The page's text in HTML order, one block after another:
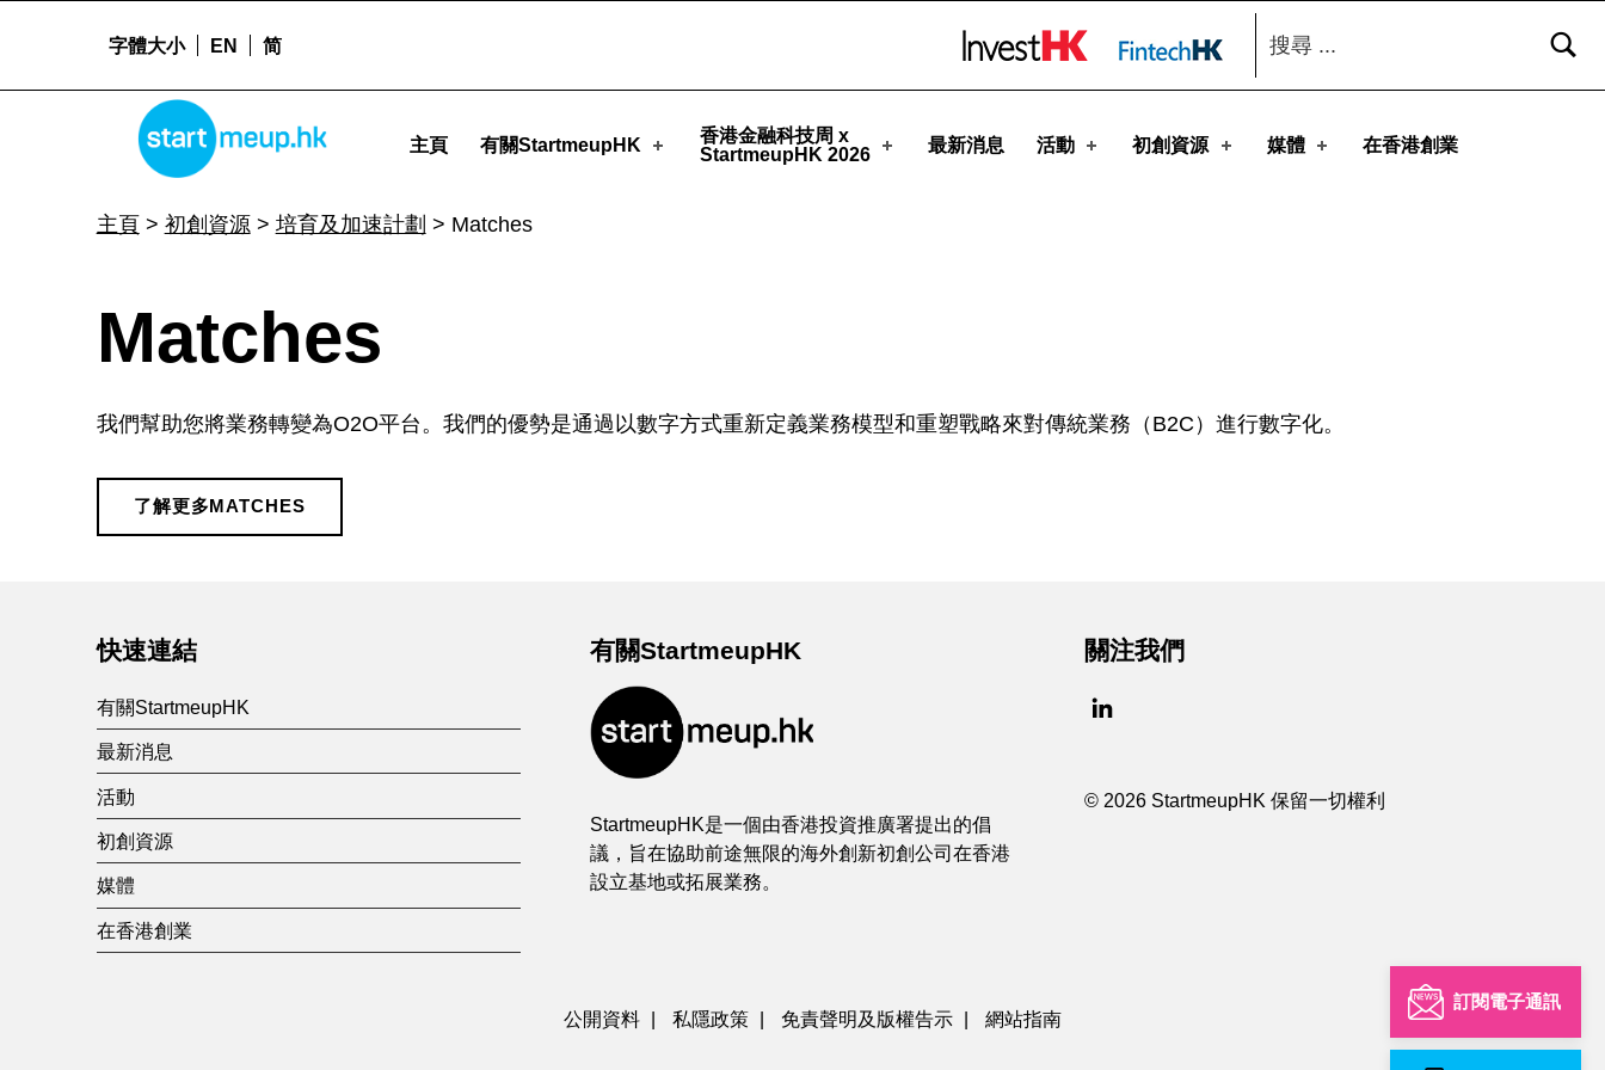
訂閱電子通訊
Matches - StartmeupHK
STARTMEUPHK
主頁 有關StartmeupHK
香港金融科技周 x
StartmeupHK 2026
最新消息 活動 初創資源 媒體 在香港創業
字體大小 EN 简
搜尋：
主頁> 初創資源> 培育及加速計劃 > Matches
M
a
t
c
h
e
s
Matches
我們幫助您將業務轉變為O2O平台。我們的優勢是通過以數字方式重新定義業務模型和重塑戰略來對傳統業務（B2C）進行數字化。
了解更多MATCHES
Skip back to main navigation
快速連結
有關StartmeupHK
最新消息
活動
初創資源
媒體
在香港創業
有關StartmeupHK
StartmeupHK是一個由香港投資推廣署提出的倡
議，旨在協助前途無限的海外創新初創公司在香港
設立基地或拓展業務。
關注我們
© 2026 StartmeupHK 保留一切權利
公開資料 | 私隱政策 | 免責聲明及版權告示 | 網站指南